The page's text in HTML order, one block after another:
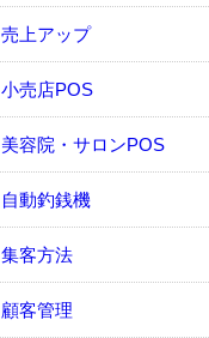
売上アップ
小売店POS
美容院・サロンPOS
自動釣銭機
集客方法
顧客管理